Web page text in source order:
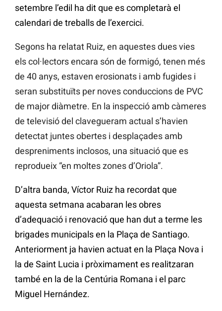
setembre l’edil ha dit que es completarà el
calendari de treballs de l’exercici.
Segons ha relatat Ruiz, en aquestes dues vies
els col·lectors encara són de formigó, tenen més
de 40 anys, estaven erosionats i amb fugides i
seran substituïts per noves conduccions de PVC
de major diàmetre. En la inspecció amb càmeres
de televisió del clavegueram actual s’havien
detectat juntes obertes i desplaçades amb
despreniments inclosos, una situació que es
reprodueix “en moltes zones d’Oriola”.
D’altra banda, Víctor Ruiz ha recordat que
aquesta setmana acabaran les obres
d’adequació i renovació que han dut a terme les
brigades municipals en la Plaça de Santiago.
Anteriorment ja havien actuat en la Plaça Nova i
la de Saint Lucia i pròximament es realitzaran
també en la de la Centúria Romana i el parc
Miguel Hernández.